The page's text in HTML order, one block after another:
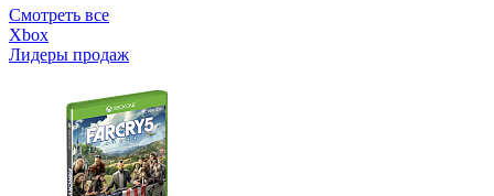
Смотреть все
Xbox
Лидеры продаж